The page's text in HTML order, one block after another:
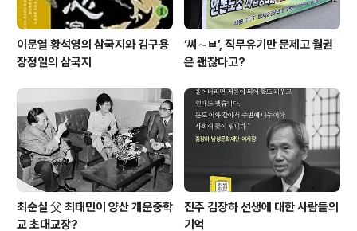
이문열 황석영의 삼국지와 김구용
장정일의 삼국지
‘씨∼ㅂ’, 직무유기만 문제고 월권
은 괜찮다고?
최순실 父 최태민이 양산 개운중학
교 초대교장?
진주 김장하 선생에 대한 사람들의
기억